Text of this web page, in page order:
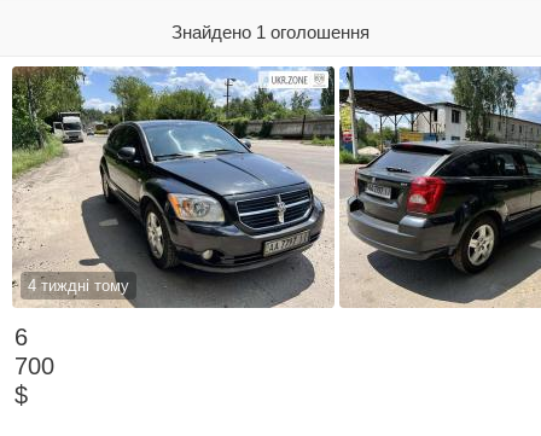
Знайдено 1 оголошення
4 тиждні тому
6
700
$